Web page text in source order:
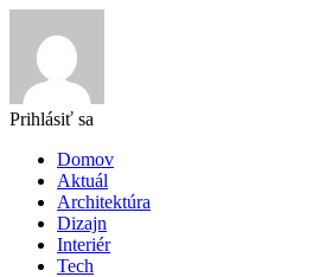
Prihlásiť sa
Domov
Aktuál
Architektúra
Dizajn
Interiér
Tech